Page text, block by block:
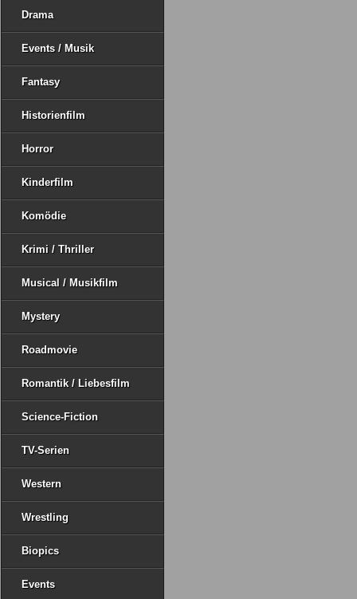
Drama
Events / Musik
Fantasy
Historienfilm
Horror
Kinderfilm
Komödie
Krimi / Thriller
Musical / Musikfilm
Mystery
Roadmovie
Romantik / Liebesfilm
Science-Fiction
TV-Serien
Western
Wrestling
Biopics
Events